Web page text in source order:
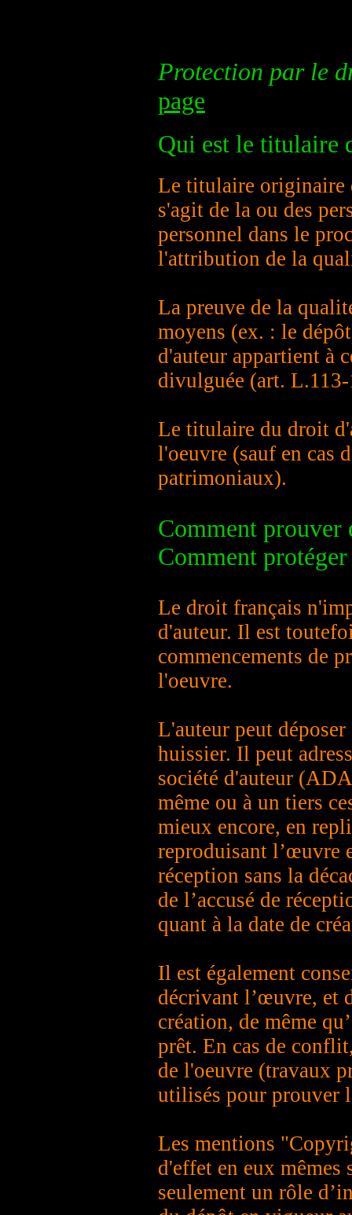
Protection par le
page
Qui est le titulaire
Le titulaire originaire
s'agit de la ou des
personnel dans le
l'attribution de la
La preuve de la
moyens (ex. : le
d'auteur appartient à
divulguée (art.
Le titulaire du droit
l'oeuvre (sauf en cas
patrimoniaux).
Comment prouver
Comment
Le droit français
d'auteur. Il est
commencements de
l'oeuvre.
L'auteur peut
huissier. Il peut
société d'auteur
même ou à un tiers
mieux encore, en
reproduisant l’œuvre
réception sans la
de l’accusé de
quant à la date de
Il est également
décrivant l’œuvre, et
création, de même
prêt. En cas de
de l'oeuvre (travaux
utilisés pour prouver
Les mentions
d'effet en eux
seulement un rôle